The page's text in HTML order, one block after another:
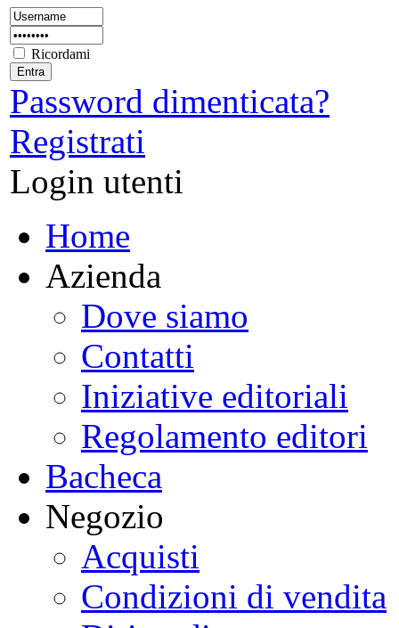
Ricordami
Password dimenticata?
Registrati
Login utenti
Home
Azienda
Dove siamo
Contatti
Iniziative editoriali
Regolamento editori
Bacheca
Negozio
Acquisti
Condizioni di vendita